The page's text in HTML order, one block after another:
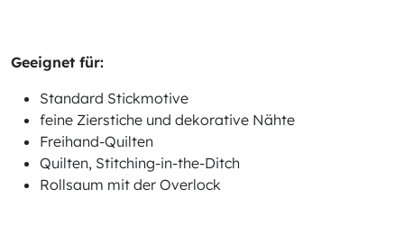
Geeignet für:
Standard Stickmotive
feine Zierstiche und dekorative Nähte
Freihand-Quilten
Quilten, Stitching-in-the-Ditch
Rollsaum mit der Overlock